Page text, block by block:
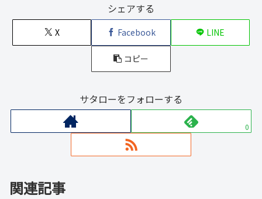
シェアする
X Facebook LINE
コピー
サタローをフォローする
0
関連記事